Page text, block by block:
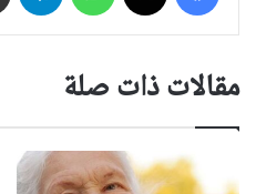
مقالات ذات صلة